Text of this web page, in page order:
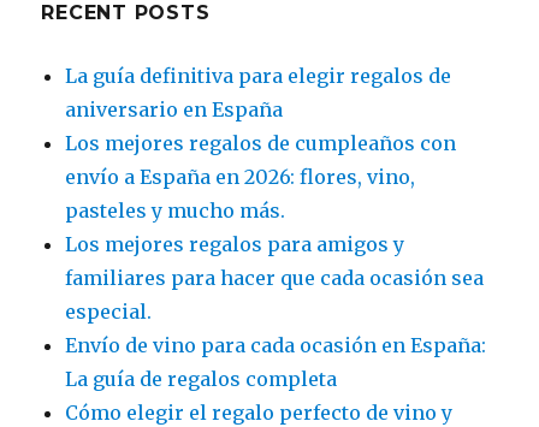
RECENT POSTS
La guía definitiva para elegir regalos de
aniversario en España
Los mejores regalos de cumpleaños con
envío a España en 2026: flores, vino,
pasteles y mucho más.
Los mejores regalos para amigos y
familiares para hacer que cada ocasión sea
especial.
Envío de vino para cada ocasión en España:
La guía de regalos completa
Cómo elegir el regalo perfecto de vino y